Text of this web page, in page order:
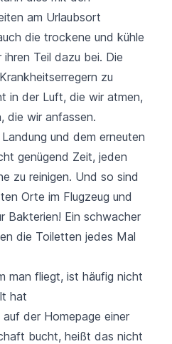
am Urlaubsort
die trockene und kühle
Teil dazu bei. Die
zu
in der Luft, die wir atmen,
die wir anfassen.
und dem erneuten
genügend Zeit, jeden
zu reinigen. Und so sind
Orte im Flugzeug und
Bakterien! Ein schwacher
die Toiletten jedes Mal
man fliegt, ist häufig nicht
hat
der Homepage einer
bucht, heißt das nicht